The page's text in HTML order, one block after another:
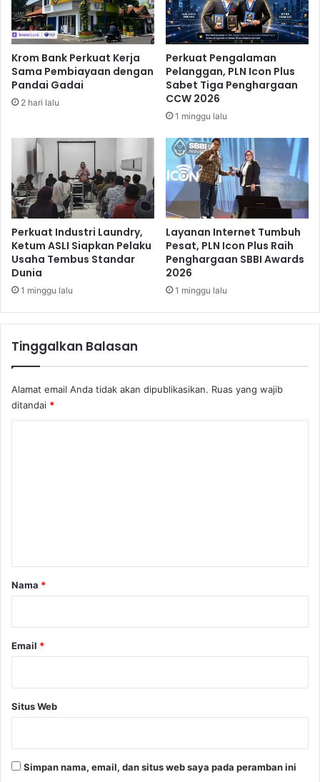
V
T
h
e
W
o
l
o
r
b
n
K
c
l
a
a
n
B
u
s
d
i
a
n
Krom Bank Perkuat Kerja
Sama Pembiayaan dengan
Pandai Gadai
2 hari lalu
Perkuat Pengalaman
Pelanggan, PLN Icon Plus
Sabet Tiga Penghargaan
CCW 2026
1 minggu lalu
Perkuat Industri Laundry,
Ketum ASLI Siapkan Pelaku
Usaha Tembus Standar
Dunia
1 minggu lalu
Layanan Internet Tumbuh
Pesat, PLN Icon Plus Raih
Penghargaan SBBI Awards
2026
1 minggu lalu
Tinggalkan Balasan
Alamat email Anda tidak akan dipublikasikan. Ruas yang wajib
ditandai *
r
Nama *
Email *
Situs Web
Simpan nama, email, dan situs web saya pada peramban ini